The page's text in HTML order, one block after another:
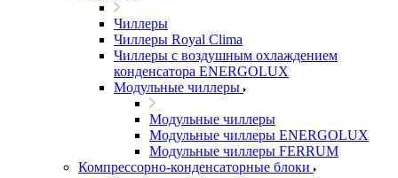
Чиллеры
Чиллеры Royal Clima
Чиллеры с воздушным охлаждением
конденсатора ENERGOLUX
Модульные чиллеры
Модульные чиллеры
Модульные чиллеры ENERGOLUX
Модульные чиллеры FERRUM
Компрессорно-конденсаторные блоки